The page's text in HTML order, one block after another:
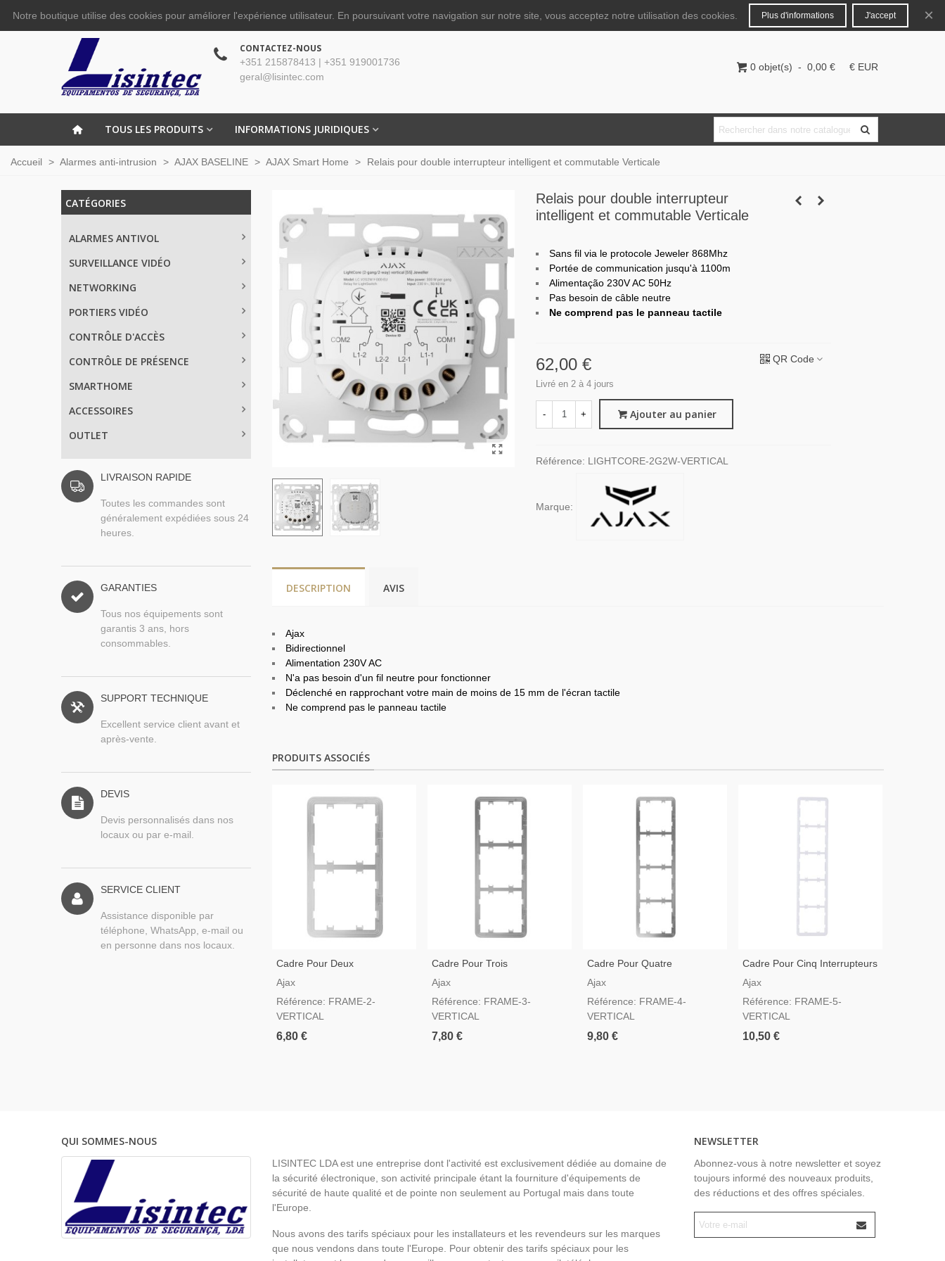
Français Connecter
CONTACTEZ-NOUS
+351 215878413 | +351 919001736
geral@lisintec.com
0 objet(s) - 0,00 € € EUR
TOUS LES PRODUITS INFORMATIONS JURIDIQUES
Accueil > Alarmes anti-intrusion > AJAX BASELINE > AJAX Smart Home > Relais pour double interrupteur intelligent et commutable Verticale
CATÉGORIES
ALARMES ANTIVOL
SURVEILLANCE VIDÉO
NETWORKING
PORTIERS VIDÉO
CONTRÔLE D'ACCÈS
CONTRÔLE DE PRÉSENCE
SMARTHOME
ACCESSOIRES
OUTLET
LIVRAISON RAPIDE
Toutes les commandes sont
généralement expédiées sous 24
heures.
GARANTIES
Tous nos équipements sont
garantis 3 ans, hors
consommables.
SUPPORT TECHNIQUE
Excellent service client avant et
après-vente.
DEVIS
Devis personnalisés dans nos
locaux ou par e-mail.
SERVICE CLIENT
Assistance disponible par
téléphone, WhatsApp, e-mail ou
en personne dans nos locaux.
Relais pour double interrupteur
intelligent et commutable Verticale
Sans fil via le protocole Jeweler 868Mhz
Portée de communication jusqu'à 1100m
Alimentação 230V AC 50Hz
Pas besoin de câble neutre
Ne comprend pas le panneau tactile
62,00 €
Livré en 2 à 4 jours
QR Code
- + Ajouter au panier
Référence: LIGHTCORE-2G2W-VERTICAL
Marque:
DESCRIPTION AVIS
Ajax
Bidirectionnel
Alimentation 230V AC
N'a pas besoin d'un fil neutre pour fonctionner
Déclenché en rapprochant votre main de moins de 15 mm de l'écran tactile
Ne comprend pas le panneau tactile
PRODUITS ASSOCIÉS
Cadre Pour Deux
Interrupteurs Verticale
Ajax
Référence: FRAME-2-
VERTICAL
6,80 €
Cadre Pour Trois
Interrupteurs Verticale
Ajax
Référence: FRAME-3-
VERTICAL
7,80 €
Cadre Pour Quatre
Interrupteurs Verticale
Ajax
Référence: FRAME-4-
VERTICAL
9,80 €
Cadre Pour Cinq Interrupteurs
Verticale
Ajax
Référence: FRAME-5-
VERTICAL
10,50 €
QUI SOMMES-NOUS
LISINTEC LDA est une entreprise dont l'activité est exclusivement dédiée au domaine de
la sécurité électronique, son activité principale étant la fourniture d'équipements de
sécurité de haute qualité et de pointe non seulement au Portugal mais dans toute
l'Europe.
Nous avons des tarifs spéciaux pour les installateurs et les revendeurs sur les marques
que nous vendons dans toute l'Europe. Pour obtenir des tarifs spéciaux pour les
NEWSLETTER
Abonnez-vous à notre newsletter et soyez
toujours informé des nouveaux produits,
des réductions et des offres spéciales.
Notre boutique utilise des cookies pour améliorer l'expérience utilisateur. En poursuivant votre navigation sur notre site, vous acceptez notre utilisation des cookies. Plus d'informations J'accept ×